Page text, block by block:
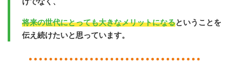
将来の世代にとっても大きなメリットになるということを
伝え続けたいと思っています。